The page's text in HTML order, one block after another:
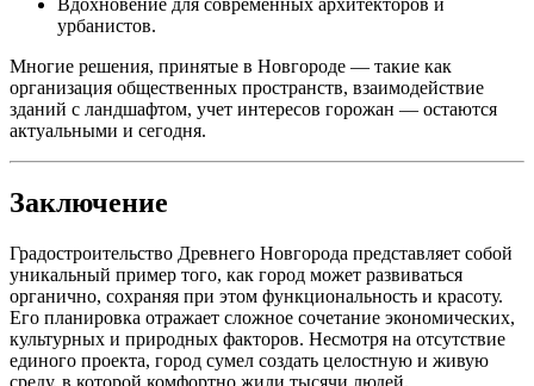
Вдохновение для современных архитекторов и
урбанистов.
Многие решения, принятые в Новгороде — такие как
организация общественных пространств, взаимодействие
зданий с ландшафтом, учет интересов горожан — остаются
актуальными и сегодня.
Заключение
Градостроительство Древнего Новгорода представляет собой
уникальный пример того, как город может развиваться
органично, сохраняя при этом функциональность и красоту.
Его планировка отражает сложное сочетание экономических,
культурных и природных факторов. Несмотря на отсутствие
единого проекта, город сумел создать целостную и живую
среду, в которой комфортно жили тысячи людей.